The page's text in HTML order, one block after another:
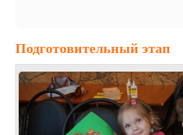
Подготовительный этап